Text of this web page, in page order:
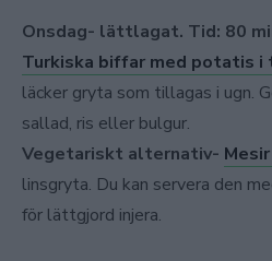
Onsdag- lättlagat. Tid: 80
Turkiska biffar med potatis i
läcker gryta som tillagas i ugn.
sallad, ris eller bulgur.
Vegetariskt alternativ-
linsgryta. Du kan servera den
för lättgjord injera.